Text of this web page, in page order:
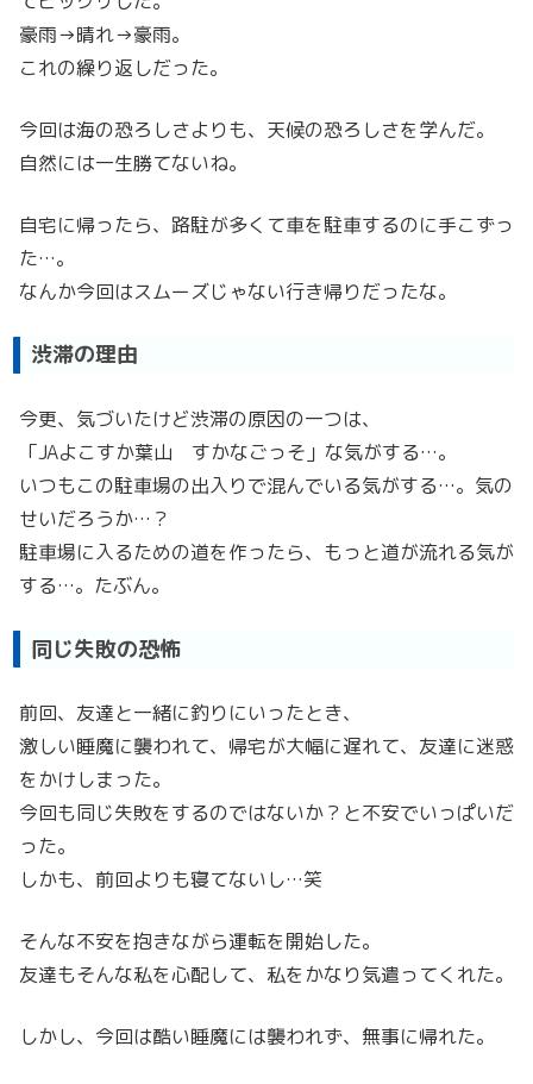
豪雨→晴れ→豪雨。
これの繰り返しだった。
今回は海の恐ろしさよりも、天候の恐ろしさを学んだ。
自然には一生勝てないね。
自宅に帰ったら、路駐が多くて車を駐車するのに手こずっ
た…。
なんか今回はスムーズじゃない行き帰りだったな。
渋滞の理由
今更、気づいたけど渋滞の原因の一つは、
「JAよこすか葉山 すかなごっそ」な気がする…。
いつもこの駐車場の出入りで混んでいる気がする…。気の
せいだろうか…？
駐車場に入るための道を作ったら、もっと道が流れる気が
する…。たぶん。
同じ失敗の恐怖
前回、友達と一緒に釣りにいったとき、
激しい睡魔に襲われて、帰宅が大幅に遅れて、友達に迷惑
をかけしまった。
今回も同じ失敗をするのではないか？と不安でいっぱいだ
った。
しかも、前回よりも寝てないし…笑
そんな不安を抱きながら運転を開始した。
友達もそんな私を心配して、私をかなり気遣ってくれた。
しかし、今回は酷い睡魔には襲われず、無事に帰れた。